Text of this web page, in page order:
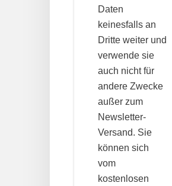
Daten
keinesfalls an
Dritte weiter und
verwende sie
auch nicht für
andere Zwecke
außer zum
Newsletter-
Versand. Sie
können sich
vom
kostenlosen